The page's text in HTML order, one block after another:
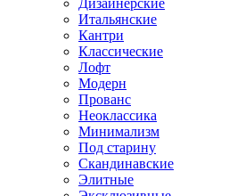
Дизайнерские
Итальянские
Кантри
Классические
Лофт
Модерн
Прованс
Неоклассика
Минимализм
Под старину
Скандинавские
Элитные